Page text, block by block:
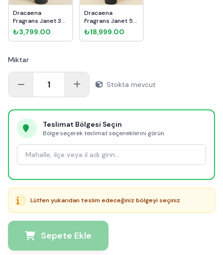
Dracaena
Fragrans Janet 3
Kök 110cm
₺3,799.00
Dracaena
Fragrans Janet 5
Kök 190cm
₺18,999.00
Miktar
1 Stokta mevcut
Teslimat Bölgesi Seçin
Bölge seçerek teslimat seçeneklerini görün
Lütfen yukarıdan teslim edeceğiniz bölgeyi seçiniz
Sepete Ekle